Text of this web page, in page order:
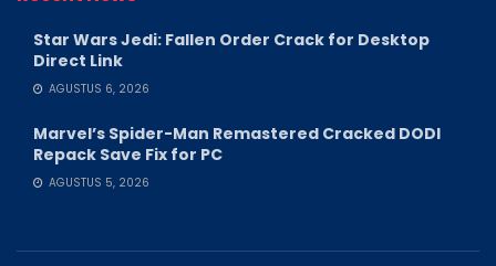
Star Wars Jedi: Fallen Order Crack for Desktop
Direct Link
AGUSTUS 6, 2026
Marvel’s Spider-Man Remastered Cracked DODI
Repack Save Fix for PC
AGUSTUS 5, 2026